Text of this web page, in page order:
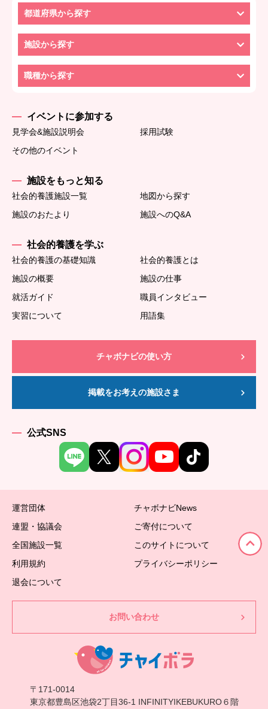
都道府県から探す
施設から探す
職種から探す
イベントに参加する
見学会&施設説明会
採用試験
その他のイベント
施設をもっと知る
社会的養護施設一覧
地図から探す
施設のおたより
施設へのQ&A
社会的養護を学ぶ
社会的養護の基礎知識
社会的養護とは
施設の概要
施設の仕事
就活ガイド
職員インタビュー
実習について
用語集
チャボナビの使い方
掲載をお考えの施設さま
公式SNS
運営団体
チャボナビNews
連盟・協議会
ご寄付について
全国施設一覧
このサイトについて
利用規約
プライバシーポリシー
退会について
お問い合わせ
〒171-0014
東京都豊島区池袋2丁目36-1 INFINITYIKEBUKURO６階